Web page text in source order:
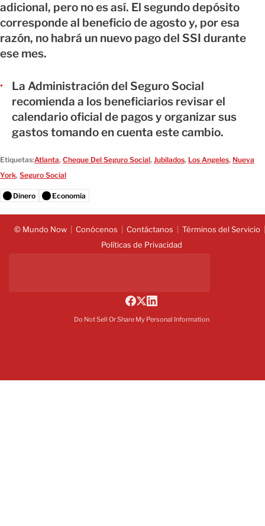
adicional, pero no es así. El segundo depósito
corresponde al beneficio de agosto y, por esa
razón, no habrá un nuevo pago del SSI durante
ese mes.
La Administración del Seguro Social
recomienda a los beneficiarios revisar el
calendario oficial de pagos y organizar sus
gastos tomando en cuenta este cambio.
Etiquetas:Atlanta, Cheque Del Seguro Social, Jubilados, Los Angeles, Nueva
York, Seguro Social
Dinero Economía
© Mundo Now Conócenos Contáctanos
Términos del Servicio
Políticas de Privacidad
Do Not Sell Or Share My Personal Information